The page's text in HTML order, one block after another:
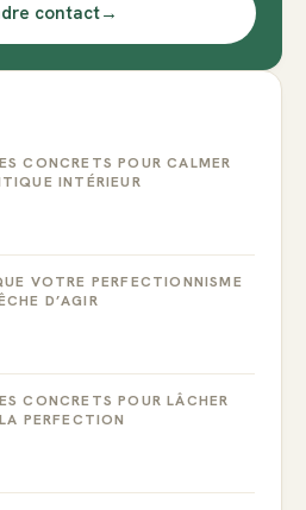
contact→
CONCRETS POUR CALMER
INTÉRIEUR
VOTRE PERFECTIONNISME
D’AGIR
CONCRETS POUR LÂCHER
PERFECTION